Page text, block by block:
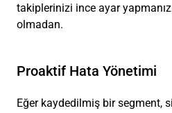
takiplerinizi ince ayar
olmadan.
Proaktif Hata Yönetimi
Eğer kaydedilmiş bir segment,